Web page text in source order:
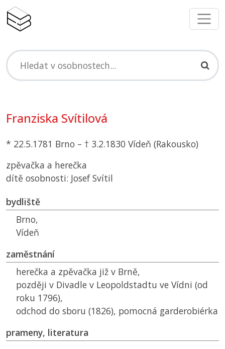
Franziska Svítilová
* 22.5.1781 Brno – † 3.2.1830 Vídeň (Rakousko)
zpěvačka a herečka
dítě osobnosti: Josef Svítil
bydliště
Brno,
Vídeň
zaměstnání
herečka a zpěvačka již v Brně,
později v Divadle v Leopoldstadtu ve Vídni (od
roku 1796),
odchod do sboru (1826), pomocná garderobiérka
prameny, literatura